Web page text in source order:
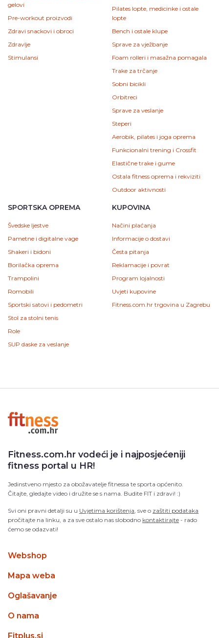
gelovi
Pre-workout proizvodi
Zdravi snackovi i obroci
Zdravlje
Stimulansi
Pilates lopte, medicinke i ostale
lopte
Bench i ostale klupe
Sprave za vježbanje
Foam rolleri i masažna pomagala
Trake za trčanje
Sobni bicikli
Orbitreci
Sprave za veslanje
Steperi
Aerobik, pilates i joga oprema
Funkcionalni trening i Crossfit
Elastične trake i gume
Ostala fitness oprema i rekviziti
Outdoor aktivnosti
SPORTSKA OPREMA
Švedske ljestve
Pametne i digitalne vage
Shakeri i bidoni
Borilačka oprema
Trampolini
Romobili
Sportski satovi i pedometri
Stol za stolni tenis
Role
SUP daske za veslanje
KUPOVINA
Načini plaćanja
Informacije o dostavi
Česta pitanja
Reklamacije i povrat
Program lojalnosti
Uvjeti kupovine
Fitness.com.hr trgovina u Zagrebu
Fitness.com.hr vodeći je i najposjećeniji
fitness portal u HR!
Jedinstveno mjesto za obožavatelje fitnessa te sporta općenito.
Čitajte, gledajte video i družite se s nama. Budite FIT i zdravi! :)
Svi oni pravni detalji su u Uvjetima korištenja , sve o zaštiti podataka
pročitajte na linku, a za sve ostalo nas slobodno kontaktirajte - rado
ćemo se odazvati!
Webshop
Mapa weba
Oglašavanje
O nama
Fitplus.si